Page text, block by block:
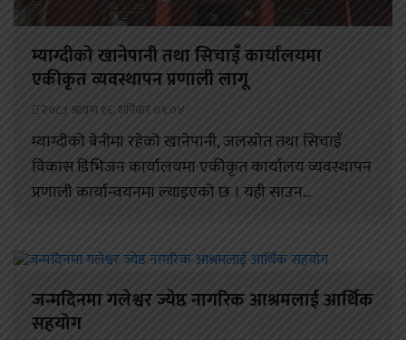
म्याग्दीको खानेपानी तथा सिचाइँ कार्यालयमा
एकीकृत व्यवस्थापन प्रणाली लागू
२०८३ श्रावण १६, शनिबार ०९:०४
म्याग्दीको बेनीमा रहेको खानेपानी, जलस्रोत तथा सिचाइँ
विकास डिभिजन कार्यालयमा एकीकृत कार्यालय व्यवस्थापन
प्रणाली कार्यान्वयनमा ल्याइएको छ । यही साउन...
जन्मदिनमा गलेश्वर ज्येष्ठ नागरिक आश्रमलाई आर्थिक
सहयोग